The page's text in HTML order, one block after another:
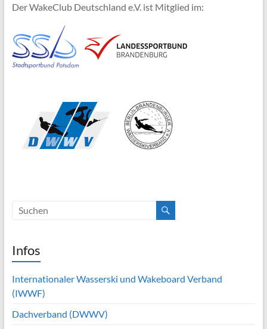
Der WakeClub Deutschland e.V. ist Mitglied im:
Infos
Internationaler Wasserski und Wakeboard Verband
(IWWF)
Dachverband (DWWV)